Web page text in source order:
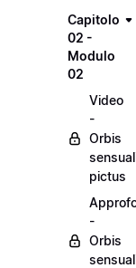
Capitolo
02 -
Modulo
02
Video
-
Orbis
pictus
-
Orbis